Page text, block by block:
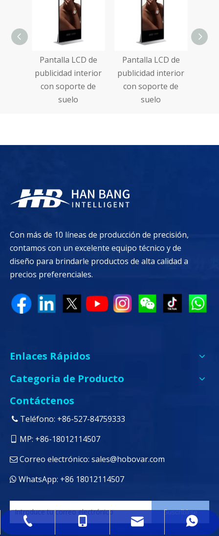
Pantalla LCD de
publicidad interior
con soporte de
suelo
Pantalla LCD
colgante de
publicidad interior
Con más de 10 líneas de producción de precisión,
contamos con un excelente equipo técnico y de
diseño para brindarle productos de alta calidad a
precios preferenciales.
+86-527-84759333
+86-18012114507
sales@hobovar.com
+86 18012114507
Enlaces Rápidos
Categoria de Producto
Contáctenos
 Teléfono: +86-527-84759333
MP: +86-18012114507
 Correo electrónico: sales@hobovar.com
 WhatsApp: +86 18012114507
Suscribirse